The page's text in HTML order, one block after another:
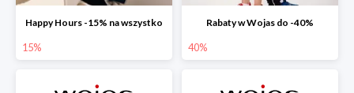
Happy Hours -15% na wszystko
15%
Rabaty w Wojas do -40%
40%